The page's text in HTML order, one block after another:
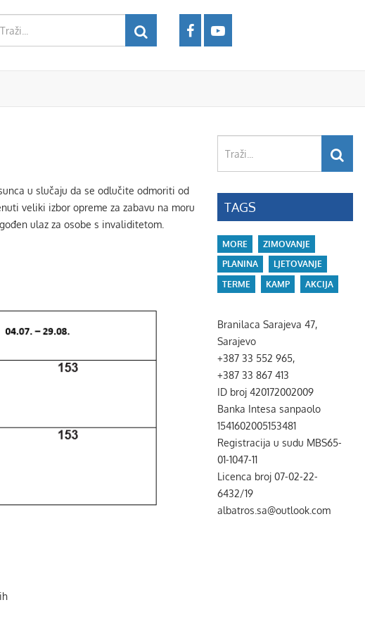
u slučaju da se odlučite odmoriti od
veliki izbor opreme za zabavu na moru
ulaz za osobe s invaliditetom.
TAGS
MORE
ZIMOVANJE
PLANINA
LJETOVANJE
TERME
KAMP AKCIJA
Branilaca Sarajeva 47,
Sarajevo
+387 33 552 965,
+387 33 867 413
ID broj 420172002009
Banka Intesa sanpaolo
1541602005153481
Registracija u sudu MBS65-
01-1047-11
Licenca broj 07-02-22-
6432/19
albatros.sa@outlook.com